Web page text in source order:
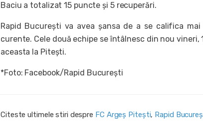
Baciu a totalizat 15 puncte și 5 recuperări.
Rapid București va avea șansa de a se califica
curente. Cele două echipe se întâlnesc din nou vineri,
aceasta la Pitești.
*Foto: Facebook/Rapid București
Citeste ultimele stiri despre FC Argeș Pitești, Rapid